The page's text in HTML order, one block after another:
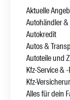
Aktuelle
Autohändler
Autokredit
Autos &
Autoteile und
Kfz-Service &
Kfz-
Alles für dein